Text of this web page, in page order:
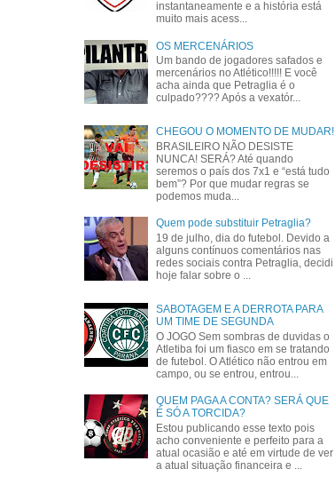
instantaneamente e a história está
muito mais acess...
OS MERCENÁRIOS
Um bando de jogadores safados e
mercenários no Atlético!!!!! E você
acha ainda que Petraglia é o
culpado???? Após a vexatór...
CHEGOU O MOMENTO DE MUDAR!
BRASILEIRO NÃO DESISTE
NUNCA! SERÁ? Até quando
seremos o país dos 7x1 e “está tudo
bem”? Por que mudar regras se
podemos muda...
Quem pode substituir Petraglia?
19 de julho, dia do futebol. Devido a
alguns contínuos comentários nas
redes sociais contra Petraglia, decidi
hoje falar sobre o ...
SABOTAGEM E A DERROTA PARA
UM TIME DE SEGUNDA
O JOGO Sem sombras de duvidas o
Atletiba foi um fiasco em se tratando
de futebol. O Atlético não entrou em
campo, ou se entrou, entrou...
QUEM PAGA A CONTA? SERÁ QUE
É SÓ A TORCIDA?
Estou publicando esse texto pois
acho conveniente e perfeito para a
atual ocasião e até em virtude de ver
a atual situação financeira e ...